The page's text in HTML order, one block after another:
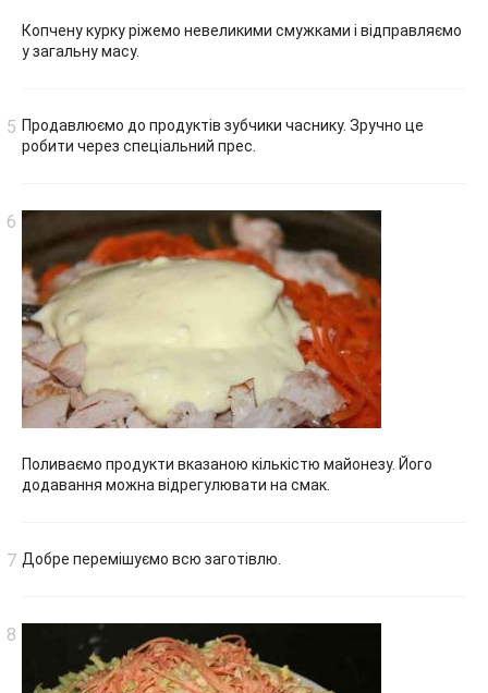
Копчену курку ріжемо невеликими смужками і відправляємо
у загальну масу.
Продавлюємо до продуктів зубчики часнику. Зручно це
робити через спеціальний прес.
Поливаємо продукти вказаною кількістю майонезу. Його
додавання можна відрегулювати на смак.
Добре перемішуємо всю заготівлю.